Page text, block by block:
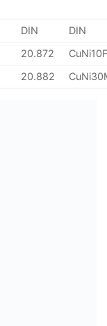
DIN
DIN
20.872
20.882